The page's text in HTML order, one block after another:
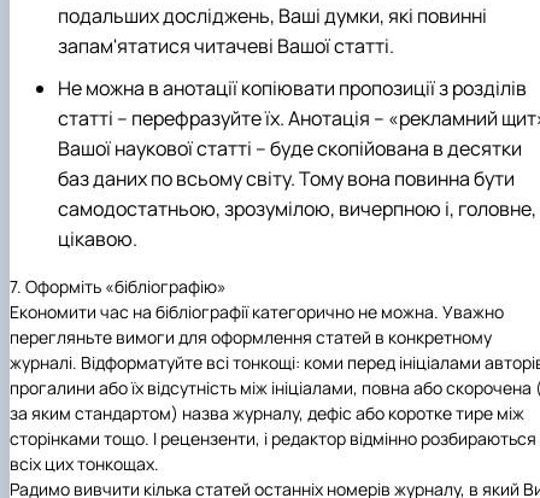
подальших досліджень, Ваші думки, які повинні
запам'ятатися читачеві Вашої статті.
Не можна в анотації копіювати пропозиції з розділів
статті – перефразуйте їх. Анотація – «рекламний
Вашої наукової статті – буде скопійована в десятки
баз даних по всьому світу. Тому вона повинна бути
самодостатньою, зрозумілою, вичерпною і, головне,
цікавою.
7. Оформіть «бібліографію»
Економити час на бібліографії категорично не можна. Уважно
перегляньте вимоги для оформлення статей в конкретному
журналі. Відформатуйте всі тонкощі: коми перед ініціалами
прогалини або їх відсутність між ініціалами, повна або скорочена
за яким стандартом) назва журналу, дефіс або коротке тире між
сторінками тощо. І рецензенти, і редактор відмінно розбираються
всіх цих тонкощах.
Радимо вивчити кілька статей останніх номерів журналу, в який